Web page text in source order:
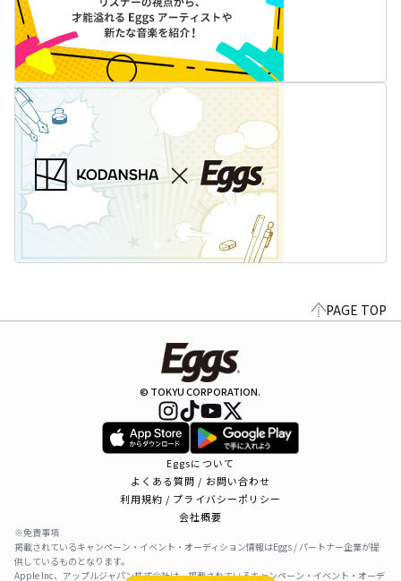
PAGE TOP
© TOKYU CORPORATION.
Eggsについて
よくある質問 / お問い合わせ
利用規約 / プライバシーポリシー
会社概要
※免責事項
掲載されているキャンペーン・イベント・オーディション情報はEggs / パートナー企業が提
供しているものとなります。
Apple Inc、アップルジャパン株式会社は、掲載されているキャンペーン・イベント・オーデ